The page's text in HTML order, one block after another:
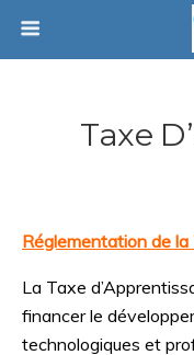
Taxe
Réglementation de
La Taxe
financer le
technologiques et